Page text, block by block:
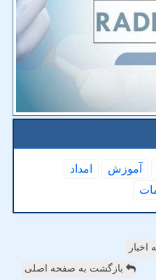
آموزش
امداد
بازگشت به صفحه اصلی